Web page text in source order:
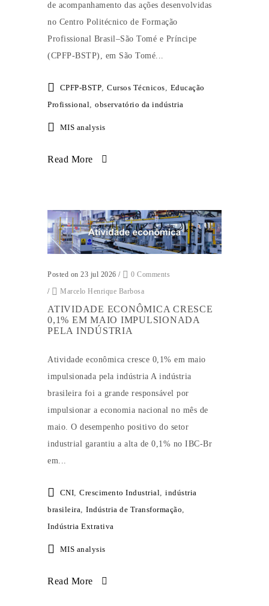
de acompanhamento das ações desenvolvidas
no Centro Politécnico de Formação
Profissional Brasil–São Tomé e Príncipe
(CPFP-BSTP), em São Tomé...
CPFP-BSTP, Cursos Técnicos, Educação
Profissional, observatório da indústria
MIS analysis
Read More
Posted on 23 jul 2026 /
0 Comments
/
Marcelo Henrique Barbosa
ATIVIDADE ECONÔMICA CRESCE
0,1% EM MAIO IMPULSIONADA
PELA INDÚSTRIA
Atividade econômica cresce 0,1% em maio
impulsionada pela indústria A indústria
brasileira foi a grande responsável por
impulsionar a economia nacional no mês de
maio. O desempenho positivo do setor
industrial garantiu a alta de 0,1% no IBC-Br
em...
CNI Crescimento Industrial
indústria
brasileira
Indústria de Transformação
Indústria Extrativa
MIS analysis
Read More